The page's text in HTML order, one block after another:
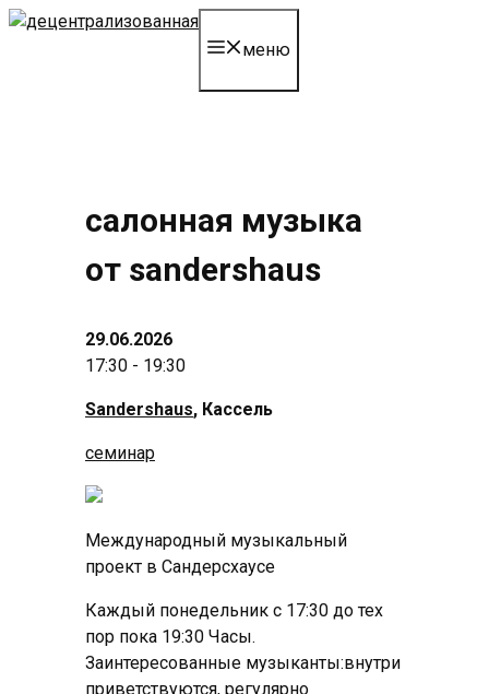
перейти
меню
салонная музыка
от sandershaus
29.06.2026
17:30 - 19:30
Sandershaus, Кассель
семинар
Международный музыкальный
проект в Сандерсхаусе
Каждый понедельник с 17:30 до тех
пор пока 19:30 Часы.
Заинтересованные музыканты:внутри
приветствуются, регулярно